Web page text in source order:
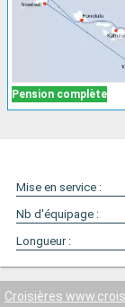
Pension complète
Mise en service :
Nb d'équipage :
Longueur :
Croisières